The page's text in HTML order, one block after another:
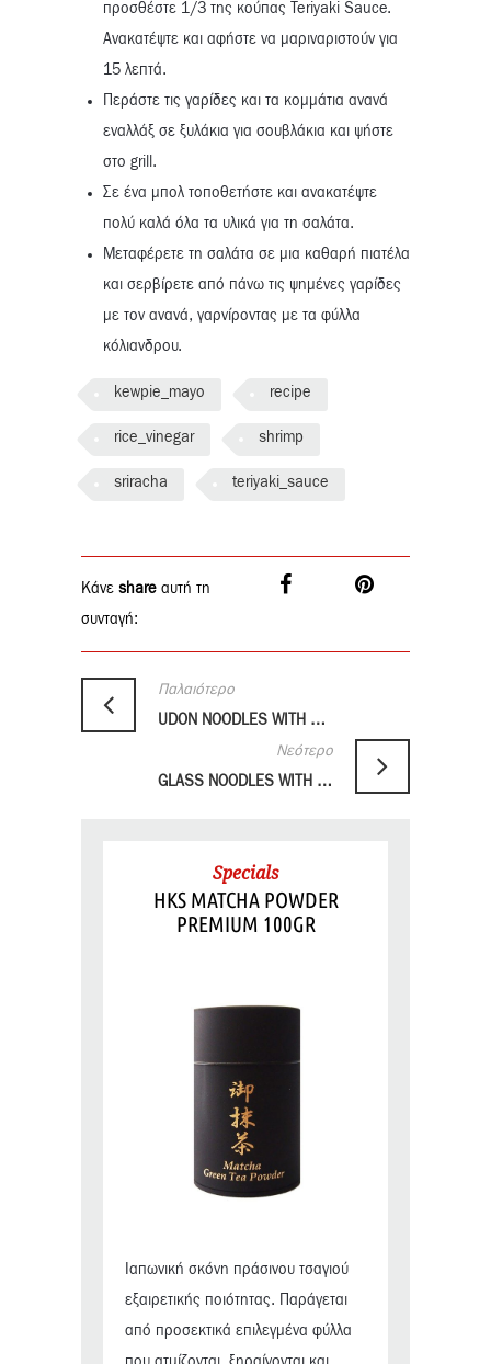
προσθέστε 1/3 της κούπας Teriyaki Sauce.
Ανακατέψτε και αφήστε να μαριναριστούν για
15 λεπτά.
Περάστε τις γαρίδες και τα κομμάτια ανανά
εναλλάξ σε ξυλάκια για σουβλάκια και ψήστε
στο grill.
Σε ένα μπολ τοποθετήστε και ανακατέψτε
πολύ καλά όλα τα υλικά για τη σαλάτα.
Μεταφέρετε τη σαλάτα σε μια καθαρή πιατέλα
και σερβίρετε από πάνω τις ψημένες γαρίδες
με τον ανανά, γαρνίροντας με τα φύλλα
κόλιανδρου.
kewpie_mayo recipe
rice_vinegar shrimp
sriracha teriyaki_sauce
Κάνε share αυτή τη
συνταγή:
Παλαιότερο
UDON NOODLES WITH DUCK & TERIYAKI SAUCE
Νεότερο
GLASS NOODLES WITH GREEN ASPARAGUS & PEPPERS
Specials
HKS MATCHA POWDER
PREMIUM 100GR
Ιαπωνική σκόνη πράσινου τσαγιού
εξαιρετικής ποιότητας. Παράγεται
από προσεκτικά επιλεγμένα φύλλα